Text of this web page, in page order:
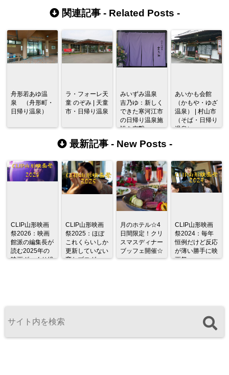
関連記事 - Related Posts -
舟形若あゆ温
泉 （舟形町・
日帰り温泉）
ラ・フォーレ天
童 のぞみ | 天童
市・日帰り温泉
みいずみ温泉
吉乃ゆ：新しく
できた寒河江市
の日帰り温泉施
設を突撃
あいかも会館
（かもや・ゆざ
温泉） | 村山市
（そば・日帰り
温泉）
最新記事 - New Posts -
CLIP山形映画
祭2026：映画
館派の編集長が
読む2025年の
映画ざっくり総
CLIP山形映画
祭2025：ほぼ
これくらいしか
更新していない
変なブログ
月のホテル☆4
日間限定！クリ
スマスディナー
ブッフェ開催☆
CLIP山形映画
祭2024：毎年
恒例だけど反応
が薄い勝手に映
画祭